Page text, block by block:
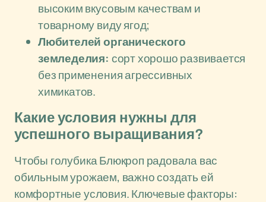
высоким вкусовым качествам и
товарному виду ягод;
Любителей органического
земледелия: сорт хорошо развивается
без применения агрессивных
химикатов.
Какие условия нужны для
успешного выращивания?
Чтобы голубика Блюкроп радовала вас
обильным урожаем, важно создать ей
комфортные условия. Ключевые факторы: